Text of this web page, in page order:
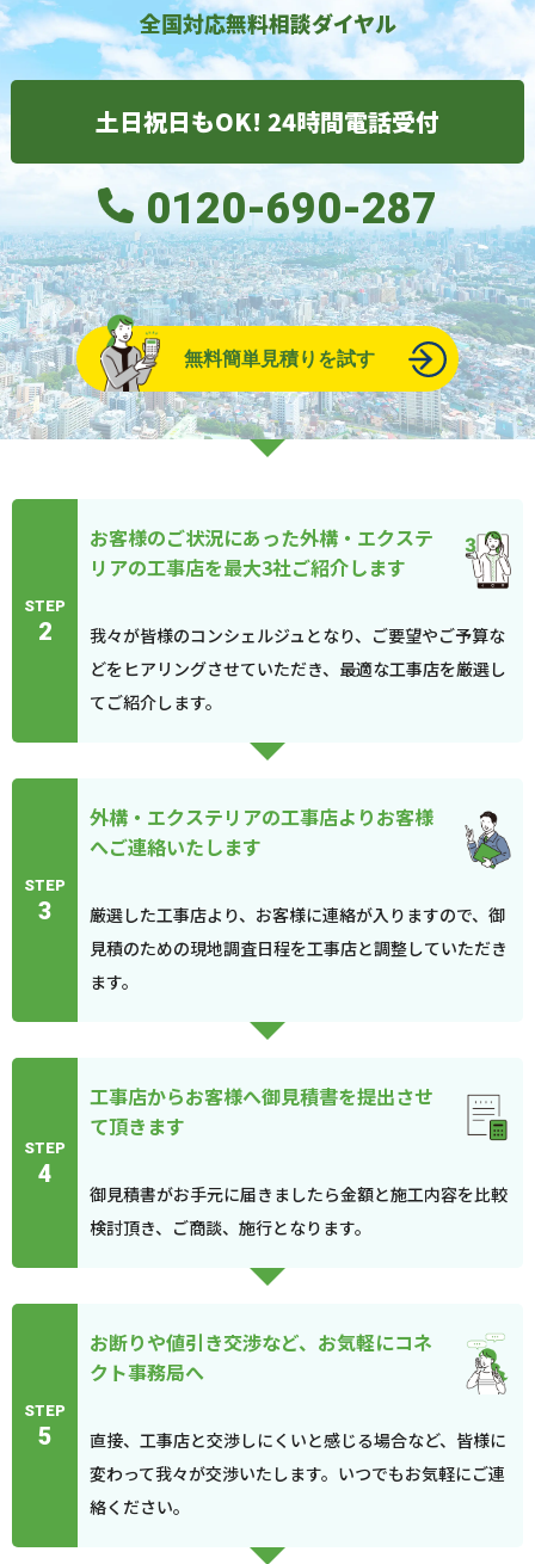
全国対応無料相談ダイヤル
土日祝日もOK! 24時間電話受付
0120-690-287
無料簡単見積りを試す
STEP
2
お客様のご状況にあった外構・エクステ
リアの工事店を最大3社ご紹介します
我々が皆様のコンシェルジュとなり、ご要望やご予算な
どをヒアリングさせていただき、最適な工事店を厳選し
てご紹介します。
STEP
3
外構・エクステリアの工事店よりお客様
へご連絡いたします
厳選した工事店より、お客様に連絡が入りますので、御
見積のための現地調査日程を工事店と調整していただき
ます。
STEP
4
工事店からお客様へ御見積書を提出させ
て頂きます
御見積書がお手元に届きましたら金額と施工内容を比較
検討頂き、ご商談、施行となります。
STEP
5
お断りや値引き交渉など、お気軽にコネ
クト事務局へ
直接、工事店と交渉しにくいと感じる場合など、皆様に
変わって我々が交渉いたします。いつでもお気軽にご連
絡ください。